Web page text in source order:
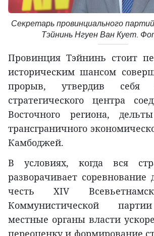
Секретарь провинциального
Тэйнинь Нгуен Ван Кует.
Провинция Тэйнинь стоит
историческим шансом
прорыв, утвердив себя
стратегического центра
Восточного региона,
трансграничного
Камбоджей.
В условиях, когда вся
разворачивает
честь XIV
Коммунистической
местные органы власти